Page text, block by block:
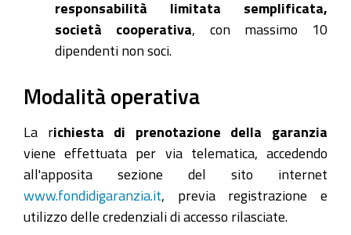
responsabilità limitata semplificata,
società cooperativa , con massimo 10
dipendenti non soci.
Modalità operativa
La richiesta di prenotazione della garanzia
viene effettuata per via telematica, accedendo
all'apposita sezione del sito internet
www.fondidigaranzia.it , previa registrazione e
utilizzo delle credenziali di accesso rilasciate.